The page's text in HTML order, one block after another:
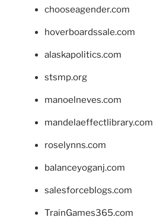
chooseagender.com
hoverboardssale.com
alaskapolitics.com
stsmp.org
manoelneves.com
mandelaeffectlibrary.com
roselynns.com
balanceyoganj.com
salesforceblogs.com
TrainGames365.com